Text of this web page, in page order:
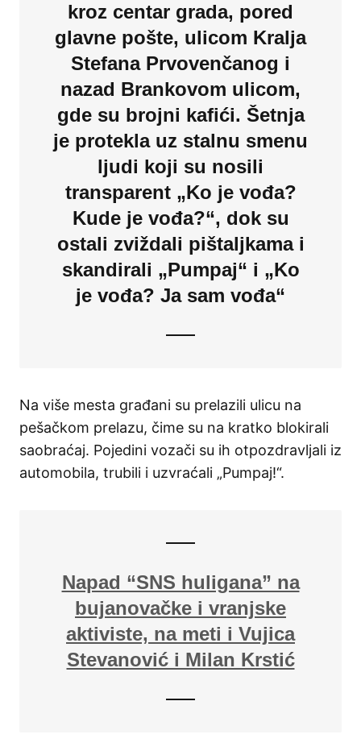
kroz centar grada, pored
glavne pošte, ulicom Kralja
Stefana Prvovenčanog i
nazad Brankovom ulicom,
gde su brojni kafići. Šetnja
je protekla uz stalnu smenu
ljudi koji su nosili
transparent „Ko je vođa?
Kude je vođa?“, dok su
ostali zviždali pištaljkama i
skandirali „Pumpaj“ i „Ko
je vođa? Ja sam vođa“
Na više mesta građani su prelazili ulicu na
pešačkom prelazu, čime su na kratko blokirali
saobraćaj. Pojedini vozači su ih otpozdravljali iz
automobila, trubili i uzvraćali „Pumpaj!“.
Napad “SNS huligana” na
bujanovačke i vranjske
aktiviste, na meti i Vujica
Stevanović i Milan Krstić